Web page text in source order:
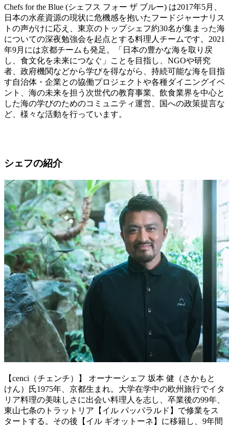
Chefs for the Blue (シェフス フォー ザ ブルー) は2017年5月、
日本の水産資源の現状に危機感を抱いたフードジャーナリス
トの声がけに応え、東京のトップシェフ約30名が集まった海
についての深夜勉強会を起点とする料理人チームです。2021
年9月には京都チームも発足。「日本の豊かな海を取り戻
し、食文化を未来につなぐ」ことを目指し、NGOや研究
者、政府機関などから学びを得ながら、持続可能な海を目指
す自治体・企業との協働プロジェクトや各種ダイニングイベ
ント、海の未来を担う次世代の教育事業、飲食業界を中心と
した海の学びのためのコミュニティ運営、国への政策提言な
ど、様々な活動を行っています。
シェフの紹介
【cenci（チェンチ）】 オーナーシェフ 坂本 健（さかもと
けん）氏1975年、京都生まれ。大学在学中の欧州旅行でイタ
リア料理の美味しさに出会い料理人を志し、卒業後の99年、
東山七条のトラットリア【イル パッパラルド】で修業をス
タートする。その後【イル ギオットーネ】に移籍し、9年間